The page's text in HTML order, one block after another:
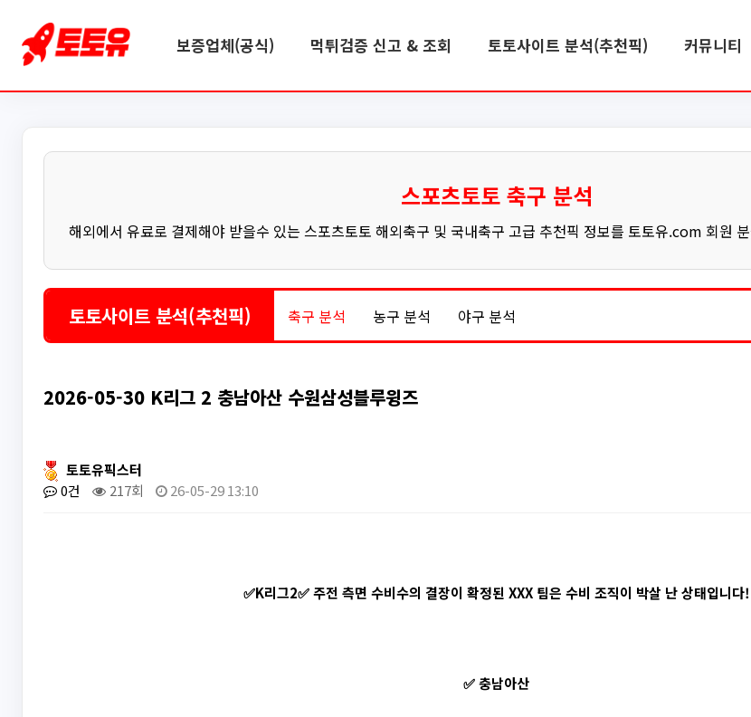
보증업체(공식) 먹튀검증 신고 & 조회 토토사이트 분석(추천픽) 커뮤니티
스포츠토토 축구 분석
해외에서 유료로 결제해야 받을수 있는 스포츠토토 해외축구 및 국내축구 고급 추천픽 정보를 토토유.com 회원
토토사이트 분석(추천픽) 축구 분석 농구 분석 야구 분석
2026-05-30 K리그 2 충남아산 수원삼성블루윙즈
토토유픽스터
0건
217회 26-05-29 13:10
✅K리그2✅ 주전 측면 수비수의 결장이 확정된 XXX 팀은 수비 조직이 박살 난 상태입니다!
✅ 충남아산